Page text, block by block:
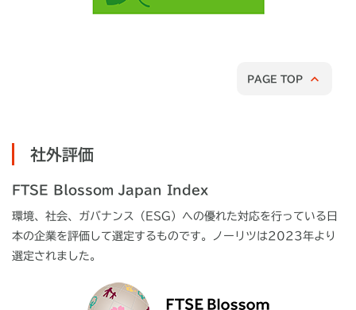
PAGE TOP
社外評価
FTSE Blossom Japan Index
環境、社会、ガバナンス（ESG）への優れた対応を行っている日
本の企業を評価して選定するものです。ノーリツは2023年より
選定されました。